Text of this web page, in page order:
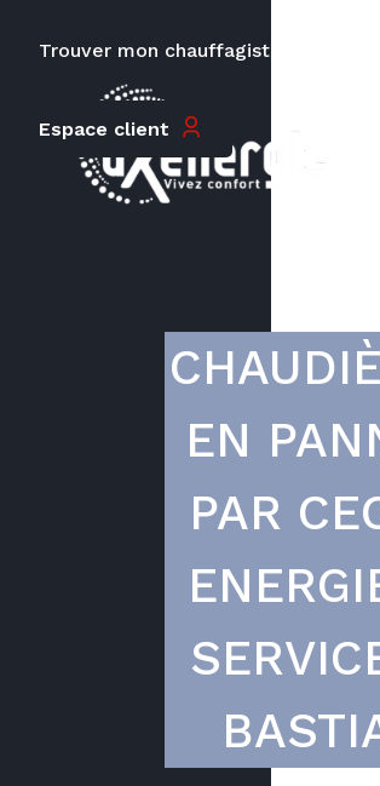
Trouver mon chauffagiste
Espace client
EN
PAR